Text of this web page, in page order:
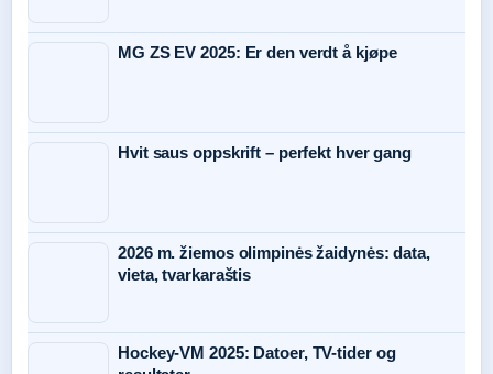
MG ZS EV 2025: Er den verdt å kjøpe
Hvit saus oppskrift – perfekt hver gang
2026 m. žiemos olimpinės žaidynės: data,
vieta, tvarkaraštis
Hockey-VM 2025: Datoer, TV-tider og